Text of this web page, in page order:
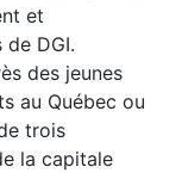
et
DGI.
des jeunes
au Québec ou
trois
la capitale